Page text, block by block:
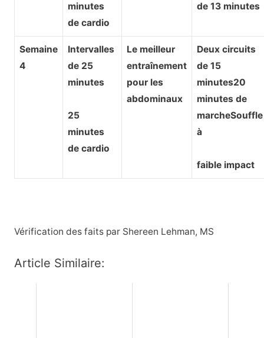
minutes
de cardio
de 13 minutes
Semaine
4
Intervalles
de 25
minutes
25
minutes
de cardio
Le meilleur
entraînement
pour les
abdominaux
Deux circuits
de 15
minutes20
minutes de
marcheSouffle
à
faible impact
Vérification des faits par Shereen Lehman, MS
Article Similaire: